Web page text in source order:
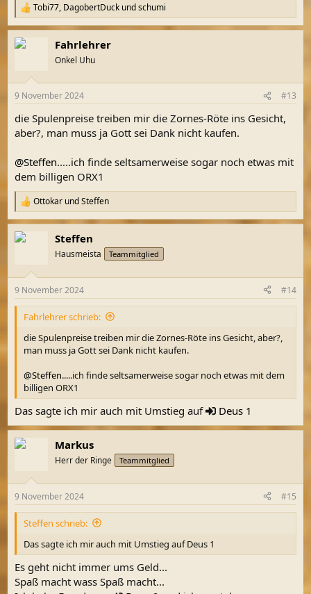
R
e
a
k
e
:
Tobi77, DagobertDuck undschumi
Fahrlehrer
Onkel Uhu
9 November 2024 #13
die Spulenpreise treiben mir die Zornes-Röte ins Gesicht,
aber?, man muss ja Gott sei Dank nicht kaufen.
@Steffen.....ich finde seltsamerweise sogar noch etwas mit
dem billigen ORX1
R
e
a
k
e
n
Ottokar undSteffen
Steffen
Hausmeista Teammitglied
9 November 2024 #14
Fahrlehrer schrieb:
die Spulenpreise treiben mir die Zornes-Röte ins Gesicht, aber?,
man muss ja Gott sei Dank nicht kaufen.
@Steffen.....ich finde seltsamerweise sogar noch etwas mit dem
billigen ORX1
Das sagte ich mir auch mit Umstieg auf Deus 1
Markus
Herr der Ringe Teammitglied
9 November 2024 #15
Steffen schrieb:
Das sagte ich mir auch mit Umstieg auf Deus 1
Es geht nicht immer ums Geld...
Spaß macht wass Spaß macht...